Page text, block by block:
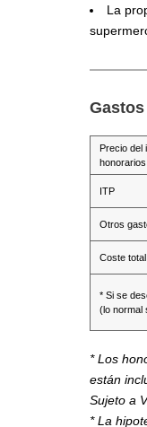
La
Gastos
Precio del
ITP
Otros
Coste
* Si se
(lo normal
* Los
están
Sujeto a
* La